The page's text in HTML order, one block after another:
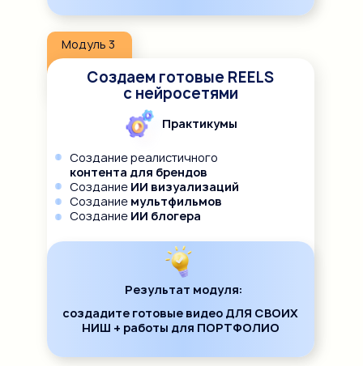
Создаем готовые REELS
с нейросетями
Модуль 3
Результат модуля:
создадите готовые видео ДЛЯ СВОИХ
НИШ + работы для ПОРТФОЛИО
Практикумы
Создание реалистичного
контента для брендов
Создание ИИ визуализаций
Создание мультфильмов
Создание ИИ блогера